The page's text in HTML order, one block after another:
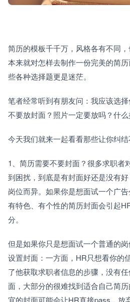
简历的模板千千万，风格各有不同
本来就对怎样去制作一份完美的简
些各种选择题更是迷茫。
笔者经常听到有朋友问：我应该选
不要放封面？照片一定要放吗？什
今天我们就来一起看看那些让你纠结
1、简历需要不要封面？很多求职者
到困扰，到底是有封面好还是没有
岗位而异。如果你是想面试一个广
有特色、有个性的简历封面会引起
分。
但是如果你只是想面试一个普通的
设置封面：一方面，HR只想看你的
了他获取求职者信息的步骤，没有
面，大部分的很难找到适合自己简
宜的封面可能会让HR直接pass，放